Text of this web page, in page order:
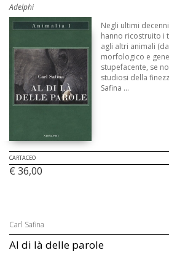
Adelphi
Negli ultimi
hanno ricostruito i
agli altri animali
morfologico e
stupefacente, se
studiosi della
Safina ...
CARTACEO
€ 36,00
Carl Safina
Al di là delle parole